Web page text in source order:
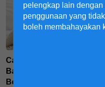
pelengkap lain
penggunaan yang
boleh membahayakan
Cara-cara Hilangkan
Batuk Anak yang Tidak
Berhenti